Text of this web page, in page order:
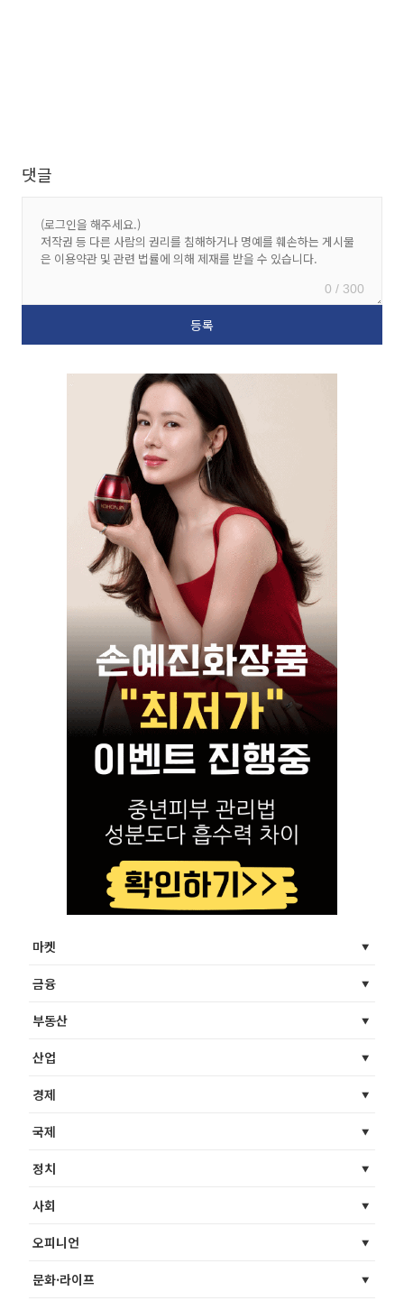
댓글
0 / 300
마켓
금융
부동산
산업
경제
국제
정치
사회
오피니언
문화·라이프